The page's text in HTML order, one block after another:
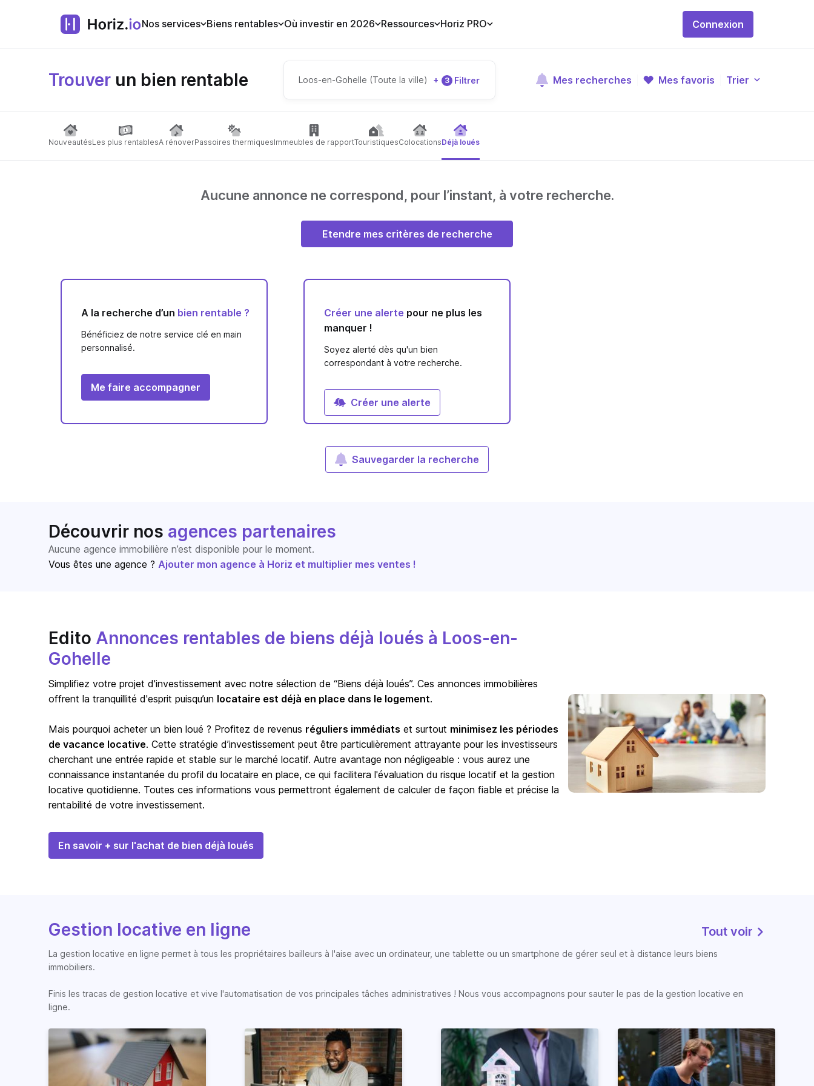
Nos services Biens rentables Où investir en 2026 Ressources Horiz PRO Connexion
Trouver un bien rentable Loos-en-Gohelle (Toute la ville) + 3 Filtrer Mes recherches Mes favoris Trier
NouveautésLes plus rentablesA rénoverPassoires thermiquesImmeubles de rapportTouristiquesColocationsDéjà loués
Aucune annonce ne correspond, pour l’instant, à votre recherche.
Etendre mes critères de recherche
A la recherche d’un bien rentable ?
Bénéficiez de notre service clé en main
personnalisé.
Me faire accompagner
Créer une alerte pour ne plus les
manquer !
Soyez alerté dès qu'un bien
correspondant à votre recherche.
Créer une alerte
Sauvegarder la recherche
Découvrir nos agences partenaires
Aucune agence immobilière n’est disponible pour le moment.
Vous êtes une agence ? Ajouter mon agence à Horiz et multiplier mes ventes !
Edito Annonces rentables de biens déjà loués à Loos-en-
Gohelle
Simplifiez votre projet d'investissement avec notre sélection de “Biens déjà loués”. Ces annonces immobilières
offrent la tranquillité d'esprit puisqu’un locataire est déjà en place dans le logement.
Mais pourquoi acheter un bien loué ? Profitez de revenus réguliers immédiats et surtout minimisez les périodes
de vacance locative. Cette stratégie d’investissement peut être particulièrement attrayante pour les investisseurs
cherchant une entrée rapide et stable sur le marché locatif. Autre avantage non négligeable : vous aurez une
connaissance instantanée du profil du locataire en place, ce qui facilitera l'évaluation du risque locatif et la gestion
locative quotidienne. Toutes ces informations vous permettront également de calculer de façon fiable et précise la
rentabilité de votre investissement.
En savoir + sur l'achat de bien déjà loués
Gestion locative en ligne Tout voir
La gestion locative en ligne permet à tous les propriétaires bailleurs à l'aise avec un ordinateur, une tablette ou un smartphone de gérer seul et à distance leurs biens
immobiliers.
Finis les tracas de gestion locative et vive l'automatisation de vos principales tâches administratives ! Nous vous accompagnons pour sauter le pas de la gestion locative en
ligne.